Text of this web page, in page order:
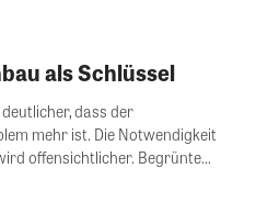
als Schlüssel
dass der
mehr ist. Die Notwendigkeit
offensichtlicher. Begrünte...